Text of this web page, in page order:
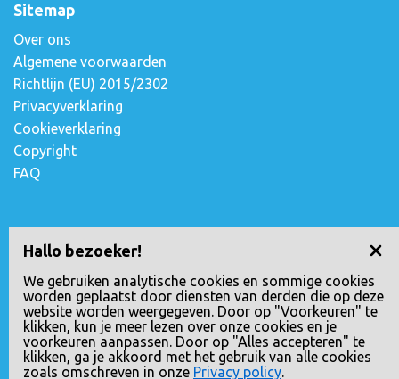
Hallo bezoeker!
We gebruiken analytische cookies en sommige cookies
worden geplaatst door diensten van derden die op deze
website worden weergegeven. Door op "Voorkeuren" te
klikken, kun je meer lezen over onze cookies en je
voorkeuren aanpassen. Door op "Alles accepteren" te
klikken, ga je akkoord met het gebruik van alle cookies
zoals omschreven in onze Privacy policy.
Sitemap
Over ons
Algemene voorwaarden
Richtlijn (EU) 2015/2302
Privacyverklaring
Cookieverklaring
Copyright
FAQ
Contact opnemen
Escudostraat 2
2991 XV Barendrecht, Nederland
010-4971180
info@loopreizen.nl
KVK nr.: 24258592